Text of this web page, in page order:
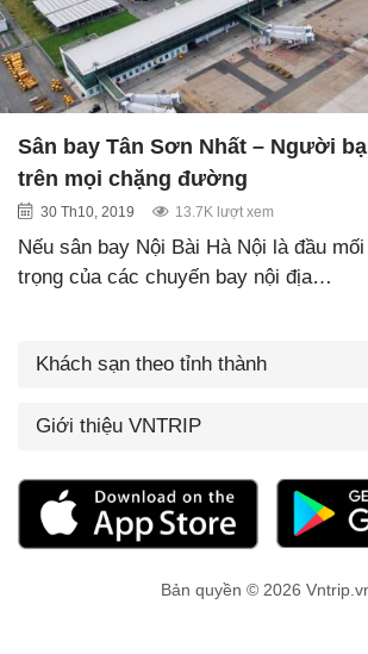
Sân bay Tân Sơn Nhất – Người
trên mọi chặng đường
30 Th10, 2019 13.7K lượt xem
Nếu sân bay Nội Bài Hà Nội là đầu
trọng của các chuyến bay nội địa…
Khách sạn theo tỉnh thành
Giới thiệu VNTRIP
Bản quyền © 2026